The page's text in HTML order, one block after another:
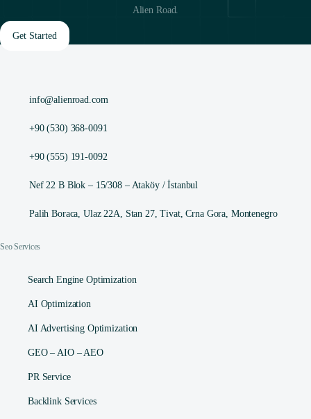
Alien Road.
Get Started
info@alienroad.com
+90 (530) 368-0091
+90 (555) 191-0092
Nef 22 B Blok – 15/308 – Ataköy / İstanbul
Palih Boraca, Ulaz 22A, Stan 27, Tivat, Crna Gora, Montenegro
Seo Services
Search Engine Optimization
AI Optimization
AI Advertising Optimization
GEO – AIO – AEO
PR Service
Backlink Services